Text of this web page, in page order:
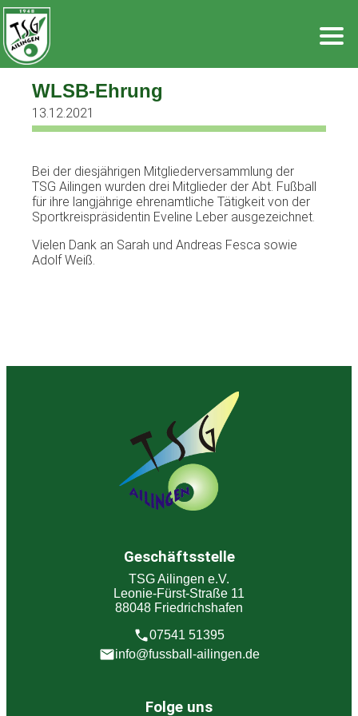
Zum
Inhalt
springen
WLSB-Ehrung
13.12.2021
Bei der diesjährigen Mitgliederversammlung der
TSG Ailingen wurden drei Mitglieder der Abt. Fußball
für ihre langjährige ehrenamtliche Tätigkeit von der
Sportkreispräsidentin Eveline Leber ausgezeichnet.
Vielen Dank an Sarah und Andreas Fesca sowie
Adolf Weiß.
Geschäftsstelle
TSG Ailingen e.V.
Leonie-Fürst-Straße 11
88048 Friedrichshafen
07541 51395
info@fussball-ailingen.de
Folge uns